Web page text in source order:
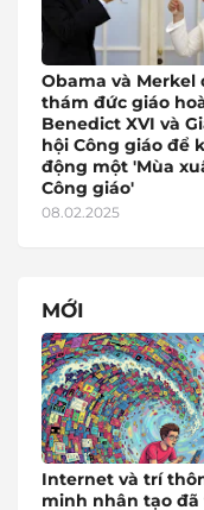
Obama và Merkel
thám đức giáo
Benedict XVI và
hội Công giáo để
động một 'Mùa
Công giáo'
08.02.2025
MỚI
Internet và trí
minh nhân tạo đã